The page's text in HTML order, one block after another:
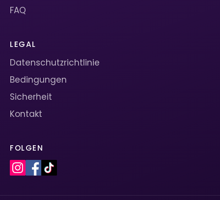
FAQ
LEGAL
Datenschutzrichtlinie
Bedingungen
Sicherheit
Kontakt
FOLGEN